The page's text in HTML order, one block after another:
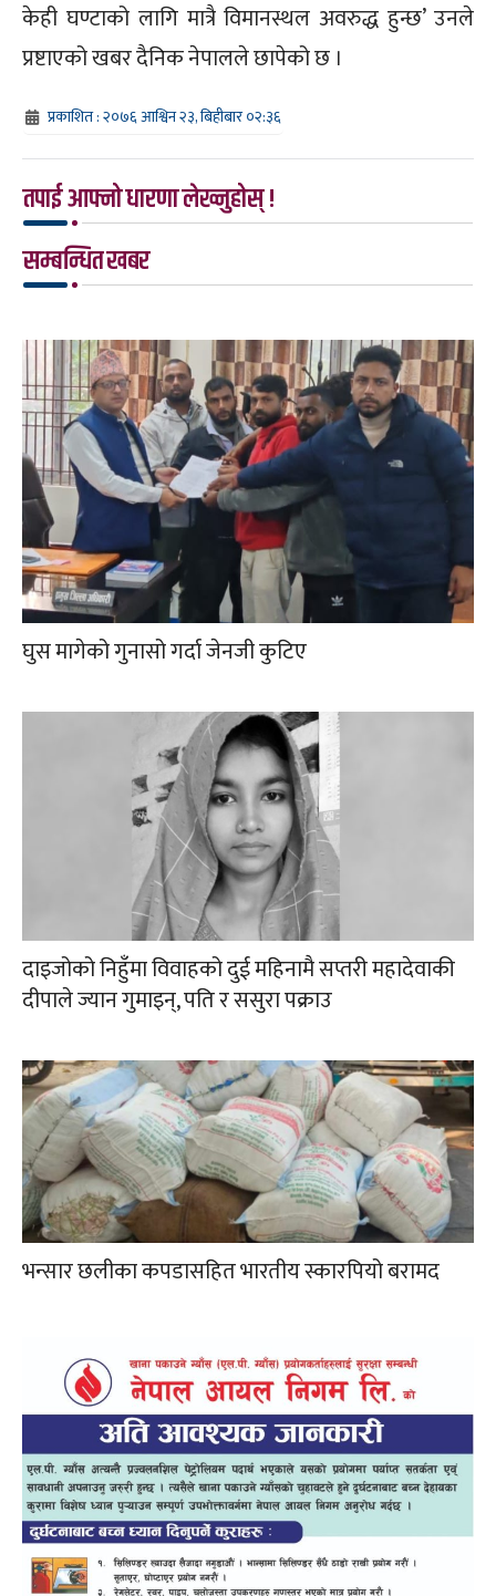
केही घण्टाको लागि मात्रै विमानस्थल अवरुद्ध हुन्छ’ उनले
प्रष्टाएको खबर दैनिक नेपालले छापेको छ ।
प्रकाशित : २०७६ आश्विन २३, बिहीबार ०२:३६
तपाई आफ्नो धारणा लेख्नुहोस् !
सम्बन्धित खबर
घुस मागेको गुनासो गर्दा जेनजी कुटिए
दाइजोको निहुँमा विवाहको दुई महिनामै सप्तरी महादेवाकी
दीपाले ज्यान गुमाइन्, पति र ससुरा पक्राउ
भन्सार छलीका कपडासहित भारतीय स्कारपियो बरामद